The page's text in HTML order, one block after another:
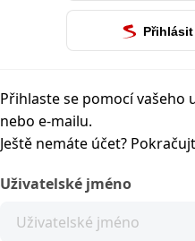
Přihlásit
Přihlaste se pomocí vašeho
nebo e-mailu.
Ještě nemáte účet?
Uživatelské jméno